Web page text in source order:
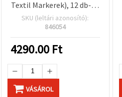
Textil Markerek), 12 db-os
készlet, vegyes színek
SKU (leltári azonosító):
846054
4290.00 Ft
VÁSÁROL